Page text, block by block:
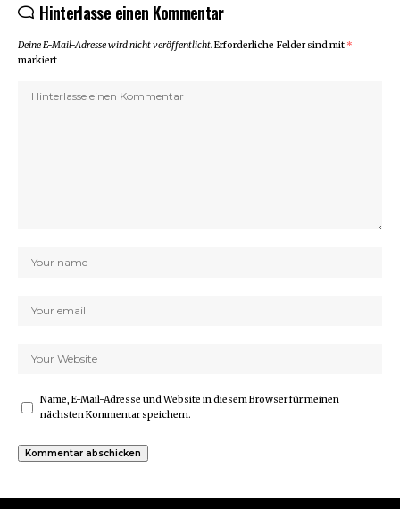
Hinterlasse einen Kommentar
Deine E-Mail-Adresse wird nicht veröffentlicht.Erforderliche Felder sind mit *
markiert
Name, E-Mail-Adresse und Website in diesem Browser für meinen
nächsten Kommentar speichern.